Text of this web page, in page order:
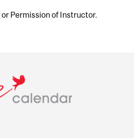
or Permission of Instructor.